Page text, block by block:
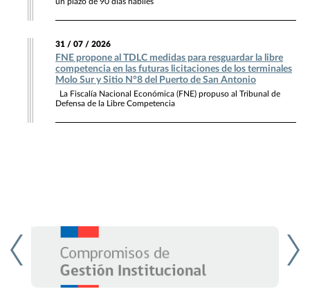
31 / 07 / 2026
FNE propone al TDLC medidas para resguardar la libre
competencia en las futuras licitaciones de los terminales
Molo Sur y Sitio N°8 del Puerto de San Antonio
La Fiscalía Nacional Económica (FNE) propuso al Tribunal de
Defensa de la Libre Competencia